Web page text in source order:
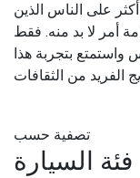
على الناس الذين
أمر لا بد منه. فقط
بتجربة هذا
تصفية حسب
فئة السيارة